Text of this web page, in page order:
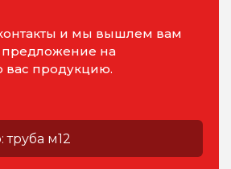
и мы вышлем вам
на
продукцию.